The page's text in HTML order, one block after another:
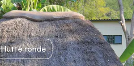
Hutte ronde